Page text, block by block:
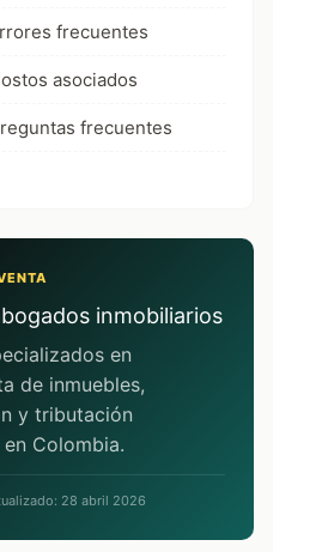
frecuentes
asociados
frecuentes
inmobiliarios
en
de inmuebles,
y tributación
Colombia.
28 abril 2026